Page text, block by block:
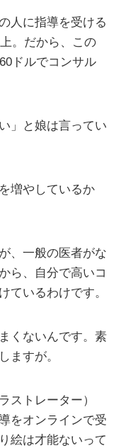
人に指導を受ける
。だから、この
ドルでコンサル
」と娘は言ってい
増やしているか
、一般の医者がな
ら、自分で高いコ
ているわけです。
くないんです。素
ますが。
ストレーター）
をオンラインで受
絵は才能ないって